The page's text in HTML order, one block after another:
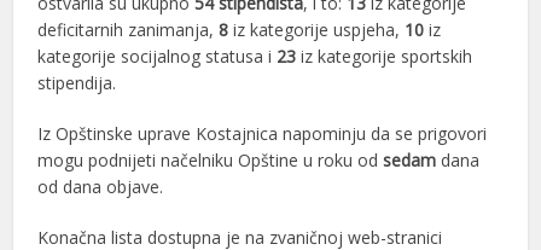
deficitarnih zanimanja, 8 iz kategorije uspjeha, 10 iz
kategorije socijalnog statusa i 23 iz kategorije sportskih
stipendija.
Iz Opštinske uprave Kostajnica napominju da se prigovori
mogu podnijeti načelniku Opštine u roku odsedam dana
od dana objave.
Konačna lista dostupna je na zvaničnoj web-stranici